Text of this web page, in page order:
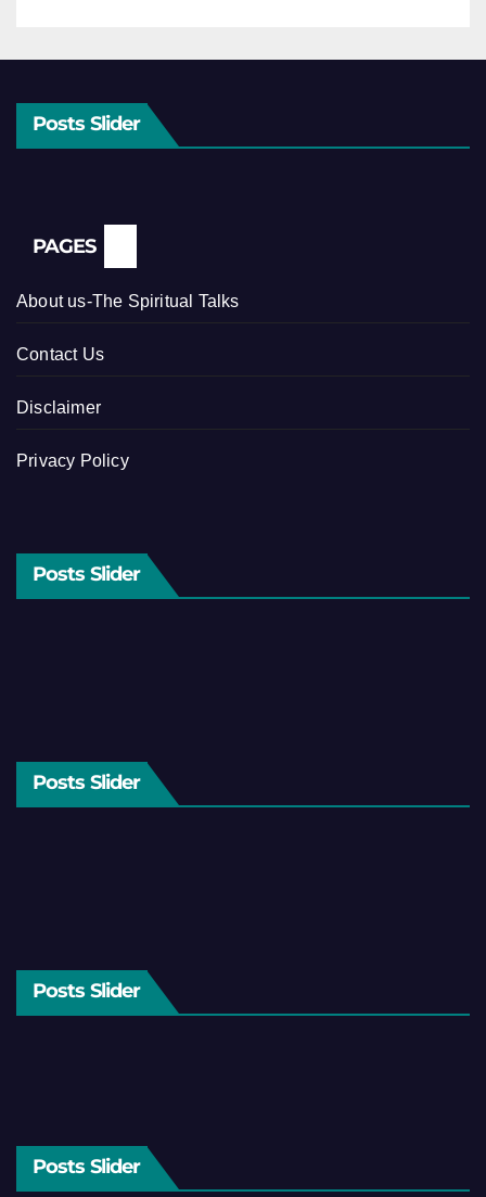
Posts Slider
PAGES
About us-The Spiritual Talks
Contact Us
Disclaimer
Privacy Policy
Posts Slider
Posts Slider
Posts Slider
Posts Slider